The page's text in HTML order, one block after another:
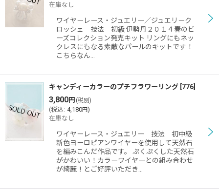
在庫なし
ワイヤーレース・ジュエリー／ジュエリーク
ロッシェ 技法 初級 伊勢丹２０１４春のビ
ーズコレクション発売キット リングにもネッ
クレスにもなる素敵なパールのキットです！
こちらなん…
キャンディーカラーのプチフラワーリング 776
3,800円 (税別)
(税込 : 4,180円)
在庫なし
ワイヤーレース・ジュエリー 技法 初中級
新色ヨーロピアンワイヤーを使用して天然石
を編みこんだ作品です。 ぷくぷくした天然石
がかわいい！カラーワイヤーとの組み合わせ
が綺麗！とご好評いただき…